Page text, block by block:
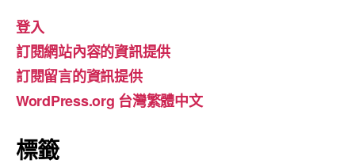
b
o
o
k
a
m
u
b
e
登入
訂閱網站內容的資訊提供
訂閱留言的資訊提供
WordPress.org 台灣繁體中文
標籤